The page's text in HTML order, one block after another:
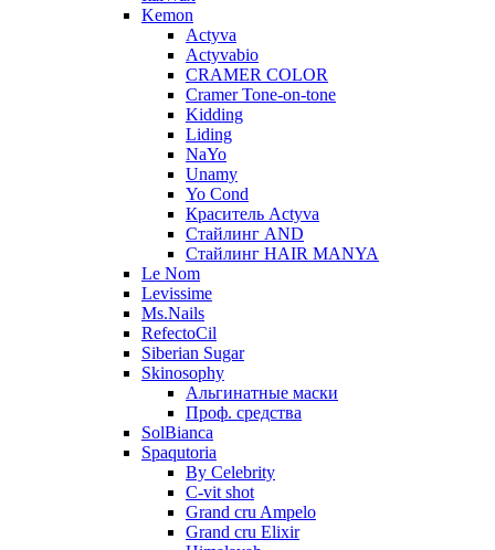
Kemon
Actyva
Actyvabio
CRAMER COLOR
Cramer Tone-on-tone
Kidding
Liding
NaYo
Unamy
Yo Cond
Краситель Actyva
Стайлинг AND
Стайлинг HAIR MANYA
Le Nom
Levissime
Ms.Nails
RefectoCil
Siberian Sugar
Skinosophy
Альгинатные маски
Проф. средства
SolBianca
Spaqutoria
By Celebrity
C-vit shot
Grand cru Ampelo
Grand сru Elixir